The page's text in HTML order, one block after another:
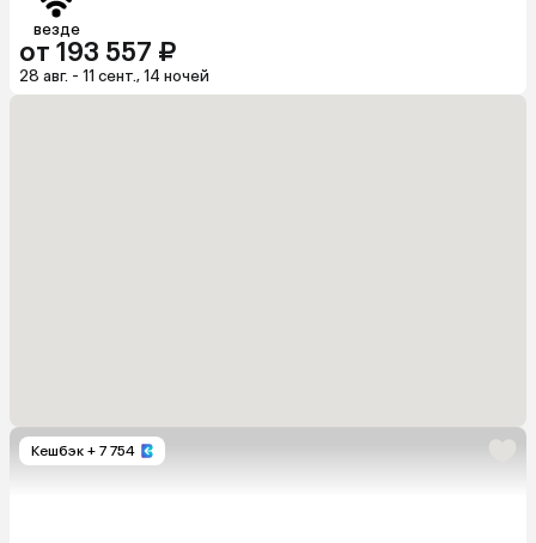
везде
от 193 557 ₽
28 авг. - 11 сент., 14 ночей
Кешбэк + 7 754